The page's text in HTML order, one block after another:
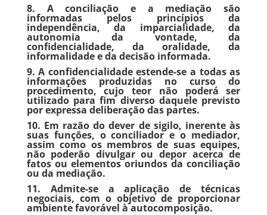
8. A conciliação e a mediação são
informadas pelos princípios da
independência, da imparcialidade, da
autonomia da vontade, da
confidencialidade, da oralidade, da
informalidade e da decisão informada.
9. A confidencialidade estende-se a todas as
informações produzidas no curso do
procedimento, cujo teor não poderá ser
utilizado para fim diverso daquele previsto
por expressa deliberação das partes.
10. Em razão do dever de sigilo, inerente às
suas funções, o conciliador e o mediador,
assim como os membros de suas equipes,
não poderão divulgar ou depor acerca de
fatos ou elementos oriundos da conciliação
ou da mediação.
11. Admite-se a aplicação de técnicas
negociais, com o objetivo de proporcionar
ambiente favorável à autocomposição.